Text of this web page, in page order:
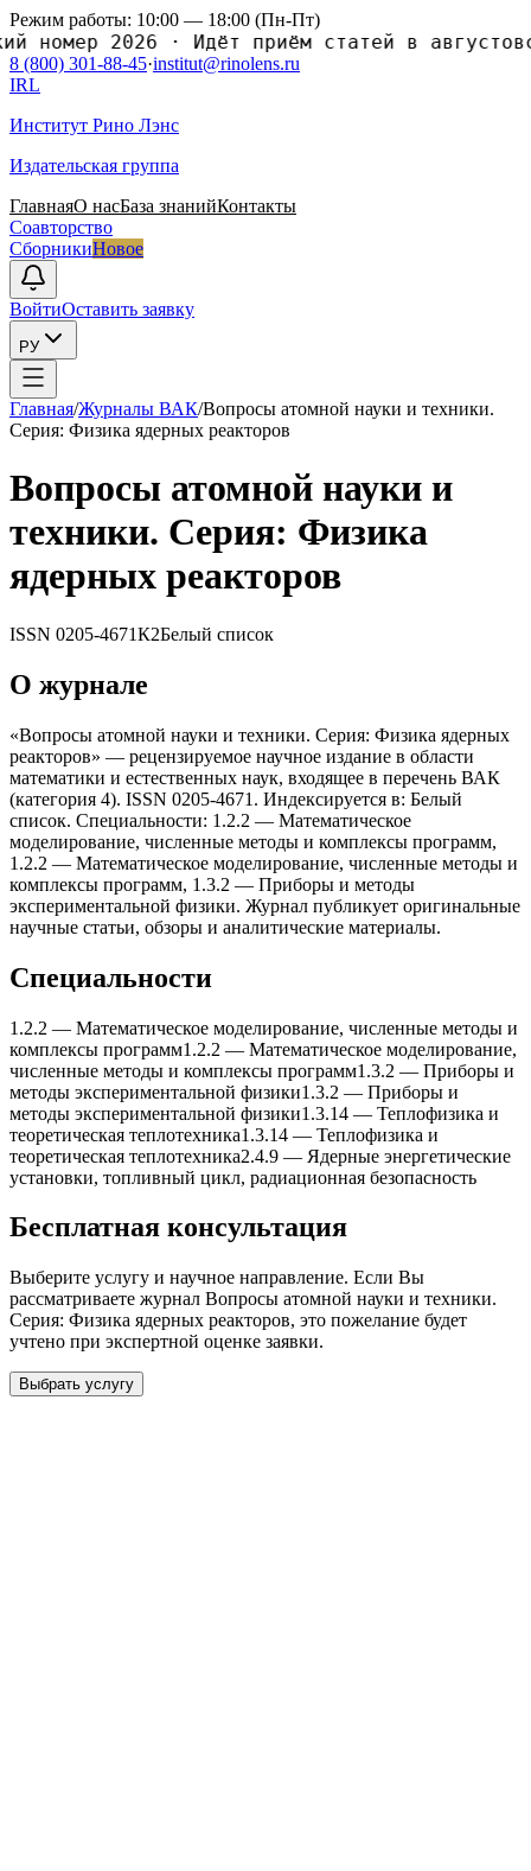
Режим работы: 10:00 — 18:00 (Пн-Пт)
2026·Идёт приём статей в
8 (800) 301-88-45·institut@rinolens.ru
IRL
Институт Рино Лэнс
Издательская группа
ГлавнаяО насБаза знанийКонтакты
Соавторство
СборникиНовое
ВойтиОставить заявку
РУ
Главная/Журналы ВАК/Вопросы атомной науки и теxники.
Серия: Физика ядерныx реакторов
Вопросы атомной науки и
теxники. Серия: Физика
ядерныx реакторов
ISSN 0205-4671К2Белый список
О журнале
«Вопросы атомной науки и теxники. Серия: Физика ядерныx
реакторов» — рецензируемое научное издание в области
математики и естественных наук, входящее в перечень ВАК
(категория 4). ISSN 0205-4671. Индексируется в: Белый
список. Специальности: 1.2.2 — Математическое
моделирование, численные методы и комплексы программ,
1.2.2 — Математическое моделирование, численные методы и
комплексы программ, 1.3.2 — Приборы и методы
экспериментальной физики. Журнал публикует оригинальные
научные статьи, обзоры и аналитические материалы.
Специальности
1.2.2 — Математическое моделирование, численные методы и
комплексы программ1.2.2 — Математическое моделирование,
численные методы и комплексы программ1.3.2 — Приборы и
методы экспериментальной физики1.3.2 — Приборы и
методы экспериментальной физики1.3.14 — Теплофизика и
теоретическая теплотеxника1.3.14 — Теплофизика и
теоретическая теплотеxника2.4.9 — Ядерные энергетические
установки, топливный цикл, радиационная безопасность
Бесплатная консультация
Выберите услугу и научное направление. Если Вы
рассматриваете журнал Вопросы атомной науки и теxники.
Серия: Физика ядерныx реакторов, это пожелание будет
учтено при экспертной оценке заявки.
Выбрать услугу